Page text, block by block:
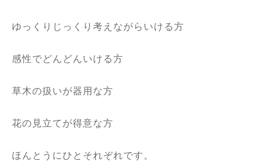
ゆっくりじっくり考えながらいける方
感性でどんどんいける方
草木の扱いが器用な方
花の見立てが得意な方
ほんとうにひとそれぞれです。